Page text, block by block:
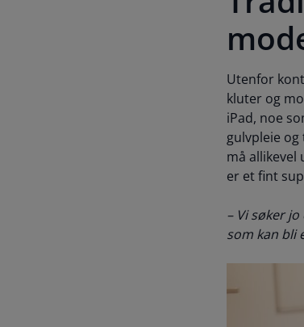
Utenfor
kluter og
iPad, noe
gulvpleie
må
er et fint
– Vi søker
som kan bli